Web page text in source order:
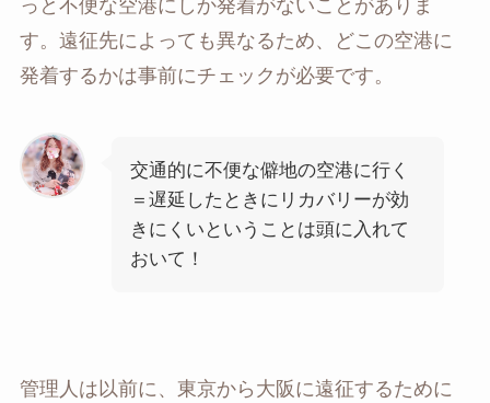
っと不便な空港にしか発着がないことがありま
す。遠征先によっても異なるため、どこの空港に
発着するかは事前にチェックが必要です。
交通的に不便な僻地の空港に行く
＝遅延したときにリカバリーが効
きにくいということは頭に入れて
おいて！
管理人は以前に、東京から大阪に遠征するために